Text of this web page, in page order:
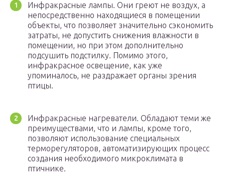
Инфракрасные лампы. Они греют не воздух, а
непосредственно находящиеся в помещении
объекты, что позволяет значительно сэкономить
затраты, не допустить снижения влажности в
помещении, но при этом дополнительно
подсушить подстилку. Помимо этого,
инфракрасное освещение, как уже
упоминалось, не раздражает органы зрения
птицы.
Инфракрасные нагреватели. Обладают теми же
преимуществами, что и лампы, кроме того,
позволяют использование специальных
терморегуляторов, автоматизирующих процесс
создания необходимого микроклимата в
птичнике.